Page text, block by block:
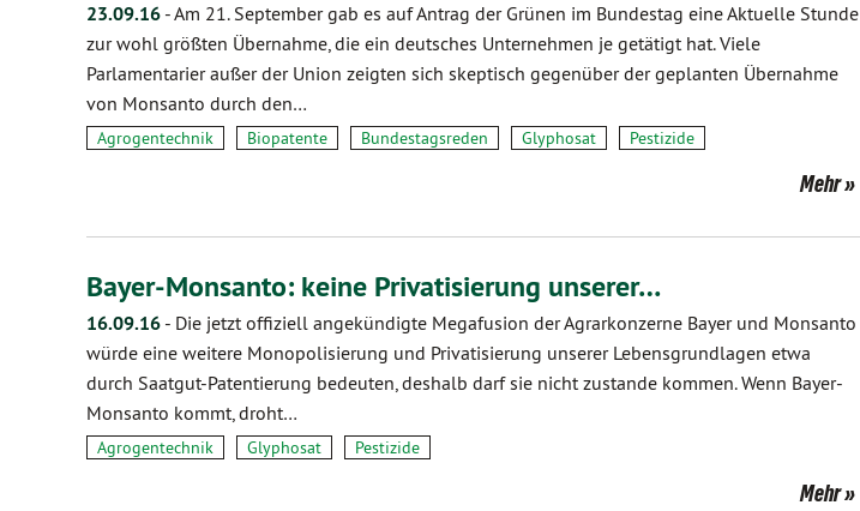
23.09.16 -Am 21. September gab es auf Antrag der Grünen im Bundestag eine Aktuelle Stunde
zur wohl größten Übernahme, die ein deutsches Unternehmen je getätigt hat. Viele
Parlamentarier außer der Union zeigten sich skeptisch gegenüber der geplanten Übernahme
von Monsanto durch den…
Agrogentechnik Biopatente Bundestagsreden Glyphosat Pestizide
Mehr
Bayer-Monsanto: keine Privatisierung unserer…
16.09.16 - Die jetzt offiziell angekündigte Megafusion der Agrarkonzerne Bayer und Monsanto
würde eine weitere Monopolisierung und Privatisierung unserer Lebensgrundlagen etwa
durch Saatgut-Patentierung bedeuten, deshalb darf sie nicht zustande kommen. Wenn Bayer-
Monsanto kommt, droht…
Agrogentechnik Glyphosat Pestizide
Mehr